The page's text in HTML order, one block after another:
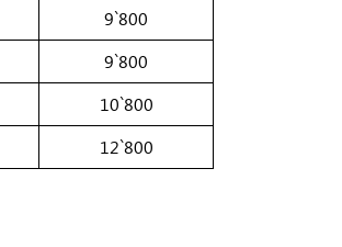
9`800
9`800
10`800
12`800